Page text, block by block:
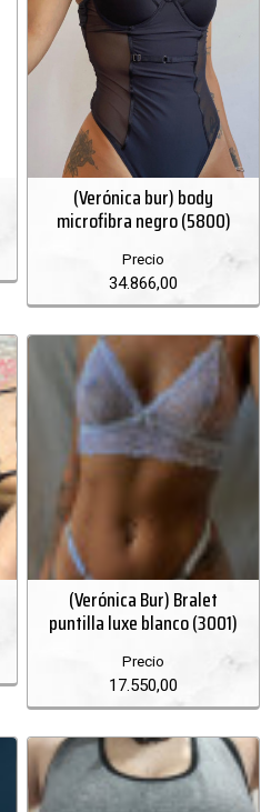
(Verónica bur) body
microfibra negro (5800)
Precio
34.866,00
(Verónica Bur) Bralet
puntilla luxe blanco (3001)
Precio
17.550,00